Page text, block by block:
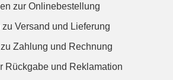
zur Onlinebestellung
zu Versand und Lieferung
Zahlung und Rechnung
Rückgabe und Reklamation